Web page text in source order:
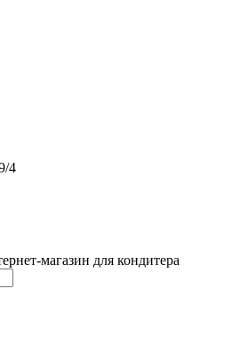
4
магазин для кондитера